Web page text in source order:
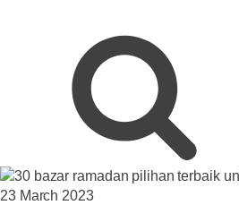
23 March 2023